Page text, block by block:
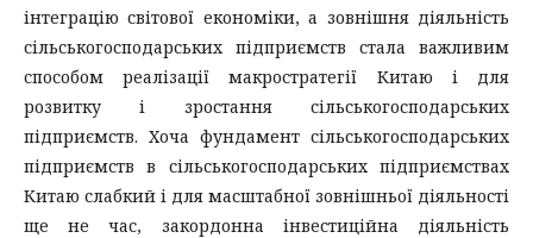
інтеграцію світової економіки, а зовнішня діяльність
сільськогосподарських підприємств стала важливим
способом реалізації макростратегії Китаю і для
розвитку і зростання сільськогосподарських
підприємств. Хоча фундамент сільськогосподарських
підприємств в сільськогосподарських підприємствах
Китаю слабкий і для масштабної зовнішньої діяльності
ще не час, закордонна інвестиційна діяльність